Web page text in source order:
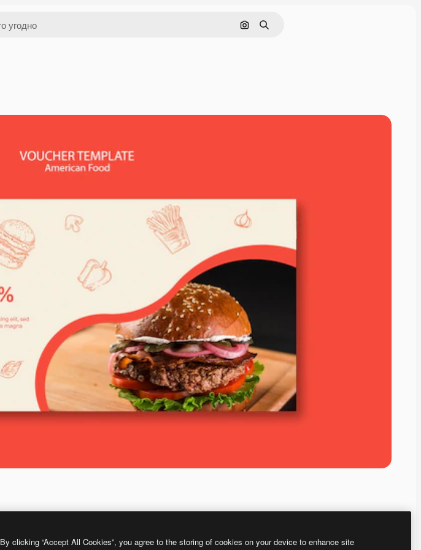
Поиск по изображению
Поиск
By clicking “Accept All Cookies”, you agree to the storing of cookies on your device to enhance site